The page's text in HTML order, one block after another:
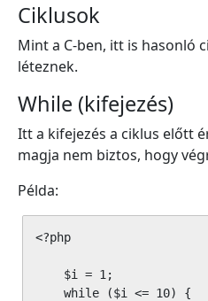
Ciklusok
Mint a C-ben, itt is hasonló
léteznek.
While (kifejezés)
Itt a kifejezés a ciklus előtt
magja nem biztos, hogy
Példa:
<?php
    $i = 1;
    while ($i <= 10) {